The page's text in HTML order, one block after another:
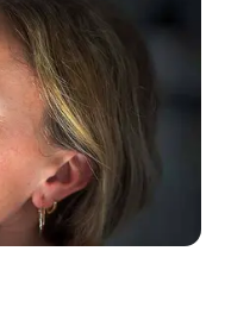
Κουτσελίνη